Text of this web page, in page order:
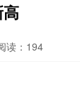
读：194